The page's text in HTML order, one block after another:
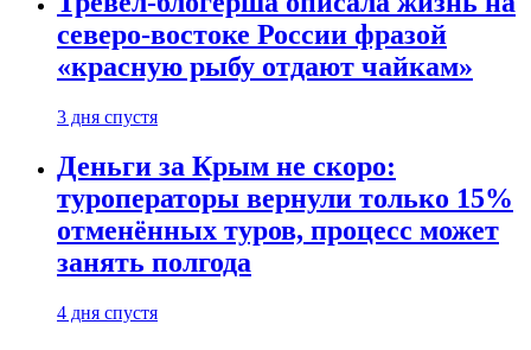
северо-востоке России фразой
«красную рыбу отдают чайкам»
3 дня спустя
Деньги за Крым не скоро:
туроператоры вернули только 15%
отменённых туров, процесс может
занять полгода
4 дня спустя